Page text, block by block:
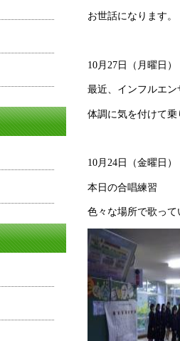
お世話になります。
10月27日（月曜日）
最近、インフルエン
体調に気を付けて乗
10月24日（金曜日）
本日の合唱練習
色々な場所で歌って